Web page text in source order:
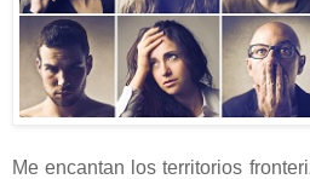
Me encantan los territorios